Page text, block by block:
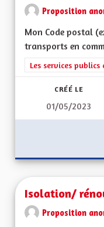
Proposition
Mon Code postal
transports en
Filtrer les résultats
Les services
CRÉÉ LE
01/05/2023
Isolation/
Proposition